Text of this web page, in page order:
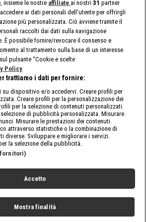
insieme le nostre affiliate ai nostri31 partner
ai dati personali dell'utente per offrirgli
più personalizzata. Ciò avviene tramite il
raccolti dai dati sulla navigazione
È possibile fornire/revocare il consenso e
al trattamento sulla base di un interesse
pulsante “Cookie e scelte
Policy
trattiamo i dati per fornire:
su dispositivo e/o accedervi. Creare profili per
Creare profili per la personalizzazione dei
per la selezione di contenuti personalizzati.
di pubblicità personalizzata. Misurare
Misurare le prestazioni dei contenuti.
attraverso statistiche o la combinazione di
diverse. Sviluppare e migliorare i servizi.
la selezione della pubblicità.
Accetto
Mostra finalità